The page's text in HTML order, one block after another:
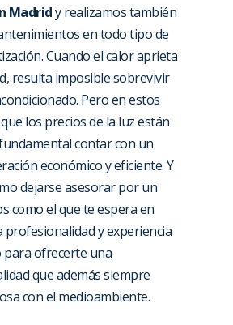
Madridy realizamos también
en todo tipo de
Cuando el calor aprieta
resulta imposible sobrevivir
Pero en estos
los precios de la luz están
contar con un
económico y eficiente. Y
dejarse asesorar por un
como el que te espera en
profesionalidad y experiencia
para ofrecerte una
que además siempre
con el medioambiente.